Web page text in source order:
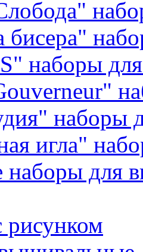
бисера"
наборы
наборы
игла"
наборы для
рисунком